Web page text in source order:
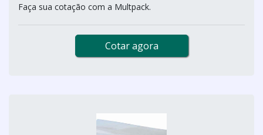
Faça sua cotação com a Multpack.
Cotar agora